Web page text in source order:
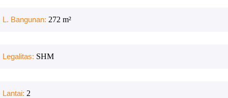
L. Bangunan: 272 m²
Legalitas: SHM
Lantai: 2